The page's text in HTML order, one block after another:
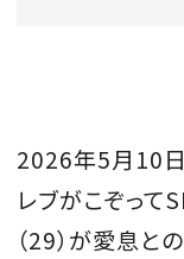
めます。
ロ
2026年5月10日
レブがこぞって
（29）が愛息と